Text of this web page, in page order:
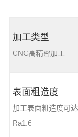
加工类型
CNC高精密加工
表面粗造度
加工表面粗造度可达
Ra1.6